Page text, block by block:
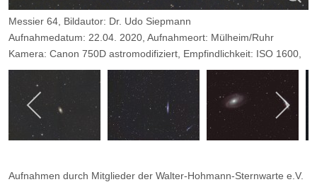
Messier 64, Bildautor: Dr. Udo Siepmann
Aufnahmedatum: 22.04. 2020, Aufnahmeort: Mülheim/Ruhr
Kamera: Canon 750D astromodifiziert, Empfindlichkeit: ISO 1600,
Objektiv: TS-Photon-Newton 150/600 ,mit TS-Komakorrektor,
Filter: -, Belichtungszeit: 130x 30 Sekunden, Blende: F/4
Aufnahmen durch Mitglieder der Walter-Hohmann-Sternwarte e.V.